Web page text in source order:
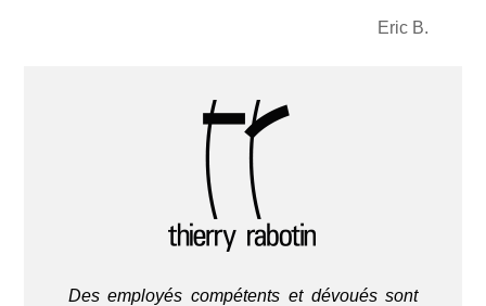
Eric B.
Des employés compétents et dévoués sont